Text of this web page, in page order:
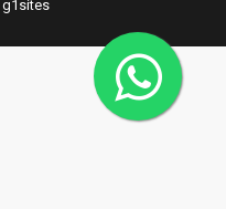
g1sites